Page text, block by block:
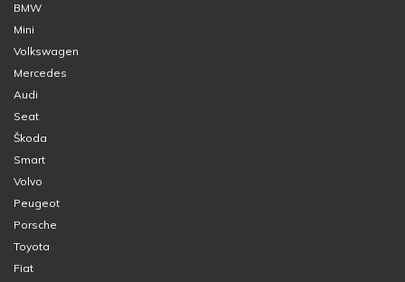
BMW
Mini
Volkswagen
Mercedes
Audi
Seat
Škoda
Smart
Volvo
Peugeot
Porsche
Toyota
Fiat